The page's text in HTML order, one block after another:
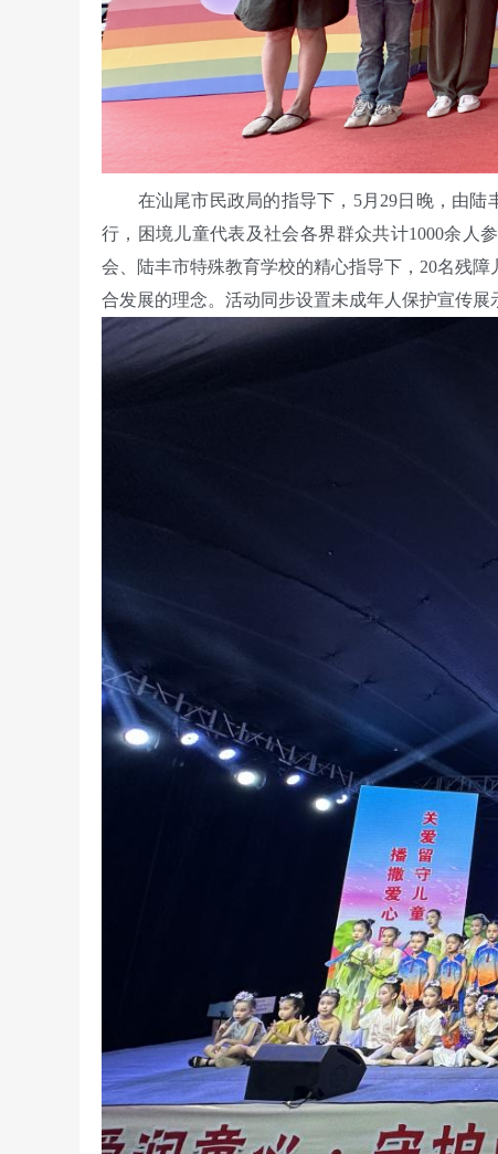
在汕尾市民政局的指导下，5月29日晚，由陆
行，困境儿童代表及社会各界群众共计1000余人
会、陆丰市特殊教育学校的精心指导下，20名残
合发展的理念。活动同步设置未成年人保护宣传